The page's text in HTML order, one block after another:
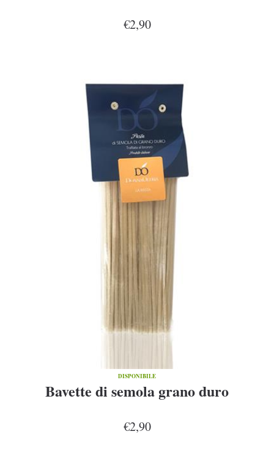
€2,90
DISPONIBILE
Bavette di semola grano duro
€2,90